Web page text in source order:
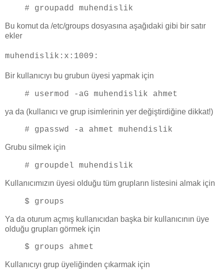
# groupadd muhendislik
Bu komut da /etc/groups dosyasına aşağıdaki gibi bir satır
ekler
muhendislik:x:1009:
Bir kullanıcıyı bu grubun üyesi yapmak için
# usermod -aG muhendislik ahmet
ya da (kullanıcı ve grup isimlerinin yer değiştirdiğine dikkat!)
# gpasswd -a ahmet muhendislik
Grubu silmek için
# groupdel muhendislik
Kullanıcımızın üyesi olduğu tüm grupların listesini almak için
$ groups
Ya da oturum açmış kullanıcıdan başka bir kullanıcının üye
olduğu grupları görmek için
$ groups ahmet
Kullanıcıyı grup üyeliğinden çıkarmak için